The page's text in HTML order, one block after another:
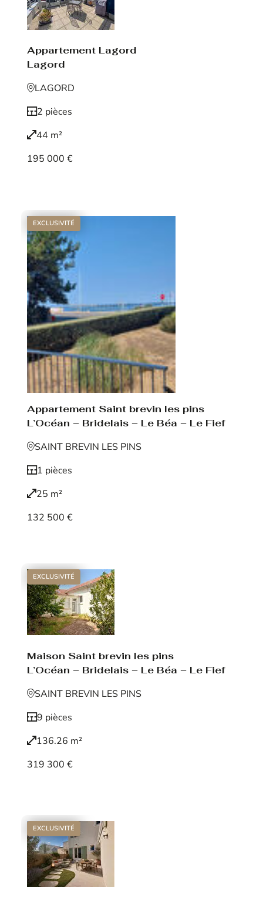
Appartement Lagord
Lagord
LAGORD
2 pièces
44 m²
195 000 €
EXCLUSIVITÉ
Appartement Saint brevin les pins
L’Océan – Bridelais – Le Béa – Le Fief
SAINT BREVIN LES PINS
1 pièces
25 m²
132 500 €
EXCLUSIVITÉ
Maison Saint brevin les pins
L’Océan – Bridelais – Le Béa – Le Fief
SAINT BREVIN LES PINS
9 pièces
136.26 m²
319 300 €
EXCLUSIVITÉ